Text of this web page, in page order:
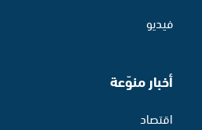
فيديو
أخبار منوّعة
اقتصاد